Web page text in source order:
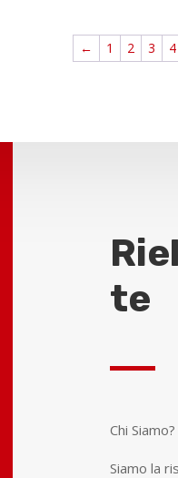
← 1 2 3 4
te
Chi Siamo?
Siamo la